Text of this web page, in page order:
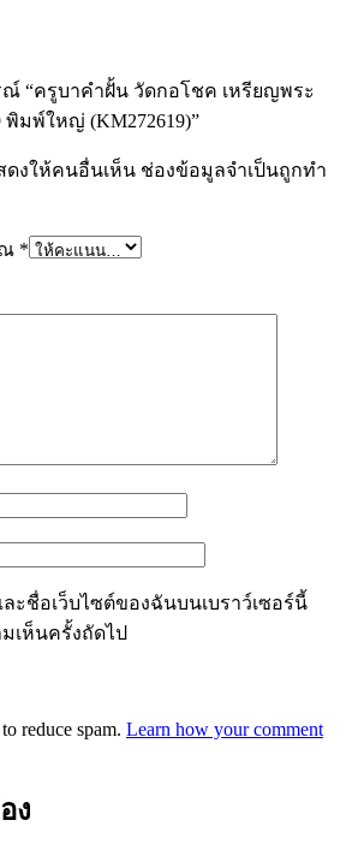
“ครูบาคำฝั้น วัดกอโชค เหรียญพระ
พิมพ์ใหญ่ (KM272619)”
ดงให้คนอื่นเห็น ช่องข้อมูลจำเป็นถูกทำ
*
ะชื่อเว็บไซต์ของฉันบนเบราว์เซอร์นี้
เห็นครั้งถัดไป
reduce spam. Learn how your comment
ง